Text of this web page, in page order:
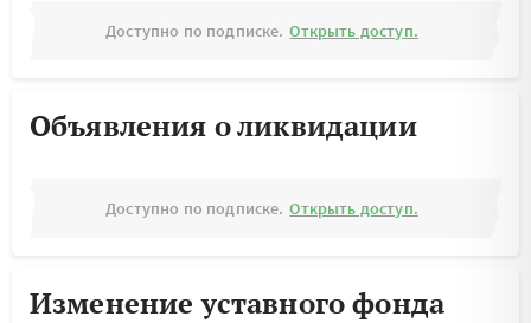
Доступно по подписке. Открыть доступ.
Объявления о ликвидации
Доступно по подписке. Открыть доступ.
Изменение уставного фонда